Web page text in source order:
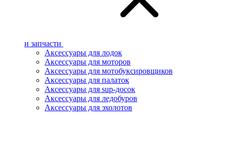
и запчасти
Аксессуары для лодок
Аксессуары для моторов
Аксессуары для мотобуксировщиков
Аксессуары для палаток
Аксессуары для sup-досок
Аксессуары для ледобуров
Аксессуары для эхолотов